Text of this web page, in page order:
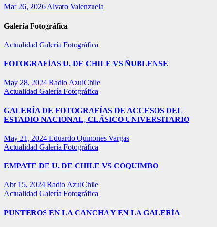
Mar 26, 2026 Alvaro Valenzuela
Galería Fotográfica
Actualidad Galería Fotográfica
FOTOGRAFÍAS U. DE CHILE VS ÑUBLENSE
May 28, 2024 Radio AzulChile
Actualidad Galería Fotográfica
GALERÍA DE FOTOGRAFÍAS DE ACCESOS DEL
ESTADIO NACIONAL, CLÁSICO UNIVERSITARIO
May 21, 2024 Eduardo Quiñones Vargas
Actualidad Galería Fotográfica
EMPATE DE U. DE CHILE VS COQUIMBO
Abr 15, 2024 Radio AzulChile
Actualidad Galería Fotográfica
PUNTEROS EN LA CANCHA Y EN LA GALERÍA